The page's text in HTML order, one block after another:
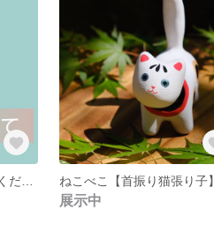
※ご購入前に必ずお読みください ねこべこ【首振り猫張り子】
展示中